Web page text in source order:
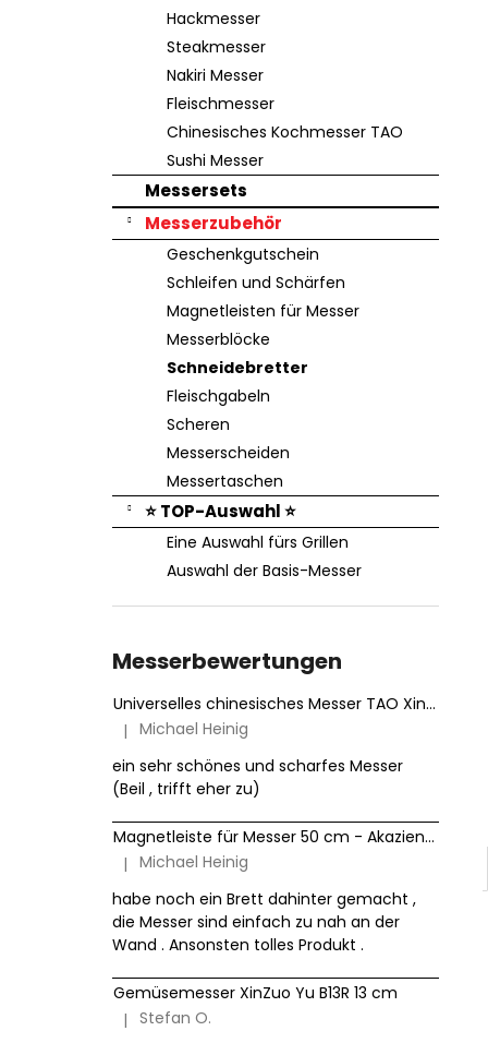
Hackmesser
Steakmesser
Nakiri Messer
Fleischmesser
Chinesisches Kochmesser TAO
Sushi Messer
Messersets
Messerzubehör
Geschenkgutschein
Schleifen und Schärfen
Magnetleisten für Messer
Messerblöcke
Schneidebretter
Fleischgabeln
Scheren
Messerscheiden
Messertaschen
⭐ TOP-Auswahl ⭐
Eine Auswahl fürs Grillen
Auswahl der Basis-Messer
Messerbewertungen
Universelles chinesisches Messer TAO XinZuo Jiang B46D 18 cm
Die Produktbewertung beträgt 5 von 5 Sternen.
| Michael Heinig
ein sehr schönes und scharfes Messer
(Beil , trifft eher zu)
Magnetleiste für Messer 50 cm - Akazienholz HezHen
Die Produktbewertung beträgt 5 von 5 Sternen.
| Michael Heinig
habe noch ein Brett dahinter gemacht ,
die Messer sind einfach zu nah an der
Wand . Ansonsten tolles Produkt .
Gemüsemesser XinZuo Yu B13R 13 cm
Die Produktbewertung beträgt 5 von 5 Sternen.
| Stefan O.